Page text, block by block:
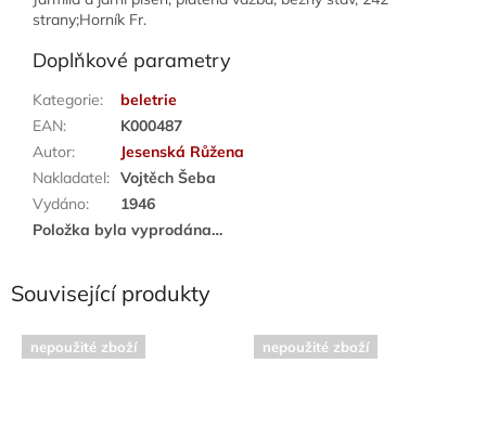
strany;Horník Fr.
Doplňkové parametry
Kategorie:
beletrie
EAN:
K000487
Autor:
Jesenská Růžena
Nakladatel: Vojtěch Šeba
Vydáno:
1946
Položka byla vyprodána…
Související produkty
nepoužité zboží nepoužité zboží